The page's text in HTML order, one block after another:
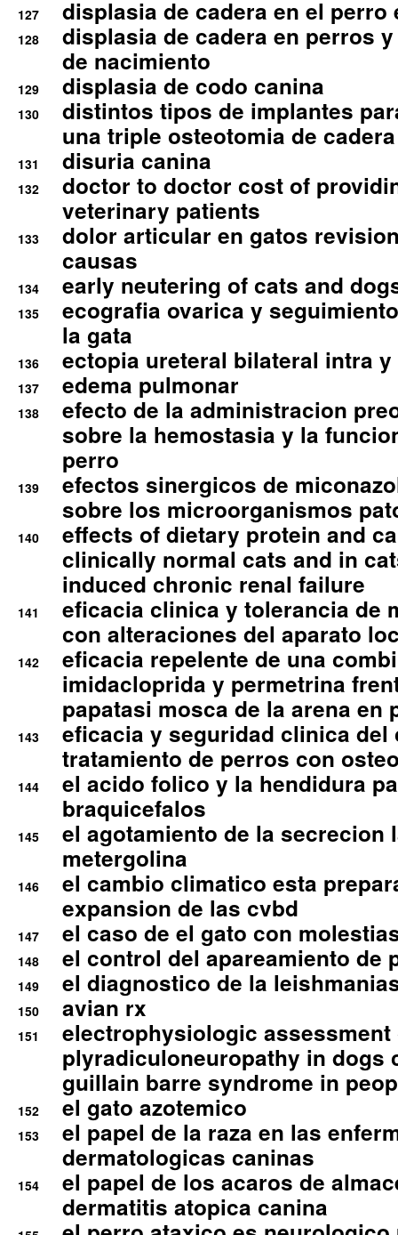
127 displasia de cadera en el perro
128
displasia de cadera en perros
de nacimiento
129 displasia de codo canina
130
distintos tipos de implantes
una triple osteotomia de cadera
131 disuria canina
132
doctor to doctor cost of
veterinary patients
133
dolor articular en gatos
causas
134 early neutering of cats and
135
ecografia ovarica y
la gata
136 ectopia ureteral bilateral intra
137 edema pulmonar
138
efecto de la administracion
sobre la hemostasia y la
perro
139
efectos sinergicos de
sobre los microorganismos
140
effects of dietary protein and
clinically normal cats and in
induced chronic renal failure
141
eficacia clinica y tolerancia de
con alteraciones del aparato
142
eficacia repelente de una
imidacloprida y permetrina
papatasi mosca de la arena en
143
eficacia y seguridad clinica del
tratamiento de perros con
144
el acido folico y la hendidura
braquicefalos
145
el agotamiento de la secrecion
metergolina
146
el cambio climatico esta
expansion de las cvbd
147 el caso de el gato con
148 el control del apareamiento de
149 el diagnostico de la
150 avian rx
151
electrophysiologic assessment
plyradiculoneuropathy in dogs
guillain barre syndrome in
152 el gato azotemico
153
el papel de la raza en las
dermatologicas caninas
154
el papel de los acaros de
dermatitis atopica canina